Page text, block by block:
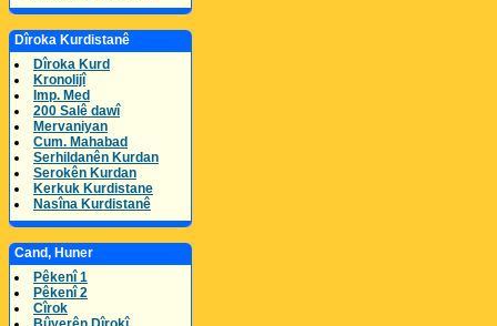
Dîroka Kurdistanê
Dîroka Kurd
Kronolijî
Imp. Med
200 Salê dawî
Mervaniyan
Cum. Mahabad
Serhildanên Kurdan
Serokên Kurdan
Kerkuk Kurdistane
Nasîna Kurdistanê
Cand, Huner
Pêkenî 1
Pêkenî 2
Cîrok